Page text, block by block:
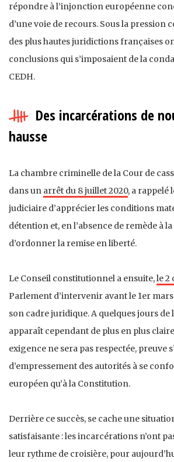
répondre à l’injonction européenne
d’une voie de recours. Sous la pression
des plus hautes juridictions françaises
conclusions qui s’imposaient de la
CEDH.
Des incarcérations de
hausse
La chambre criminelle de la Cour de
dans un arrêt du 8 juillet 2020, a rappelé
judiciaire d’apprécier les conditions
détention et, en l’absence de remède à
d’ordonner la remise en liberté.
Le Conseil constitutionnel a ensuite,le 2
Parlement d’intervenir avant le 1er
son cadre juridique. A quelques jours de
apparaît cependant de plus en plus
exigence ne sera pas respectée, preuve
d’empressement des autorités à se
européen qu’à la Constitution.
Derrière ce succès, se cache une
satisfaisante : les incarcérations n’ont
leur rythme de croisière, pour